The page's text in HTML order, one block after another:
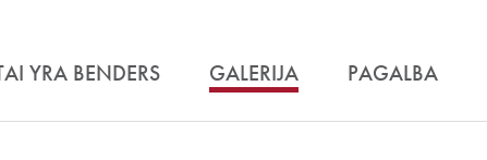
YRA BENDERS GALERIJA PAGALBA